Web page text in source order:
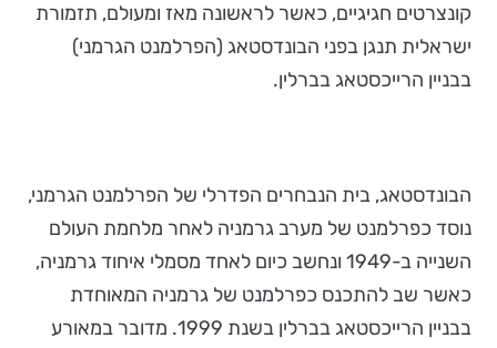
קונצרטים חגיגיים, כאשר לראשונה מאז ומעולם, תזמורת
ישראלית תנגן בפני הבונדסטאג (הפרלמנט הגרמני)
בבניין הרייכסטאג בברלין.
הבונדסטאג, בית הנבחרים הפדרלי של הפרלמנט הגרמני,
נוסד כפרלמנט של מערב גרמניה לאחר מלחמת העולם
השנייה ב-1949 ונחשב כיום לאחד מסמלי איחוד גרמניה,
כאשר שב להתכנס כפרלמנט של גרמניה המאוחדת
בבניין הרייכסטאג בברלין בשנת 1999. מדובר במאורע